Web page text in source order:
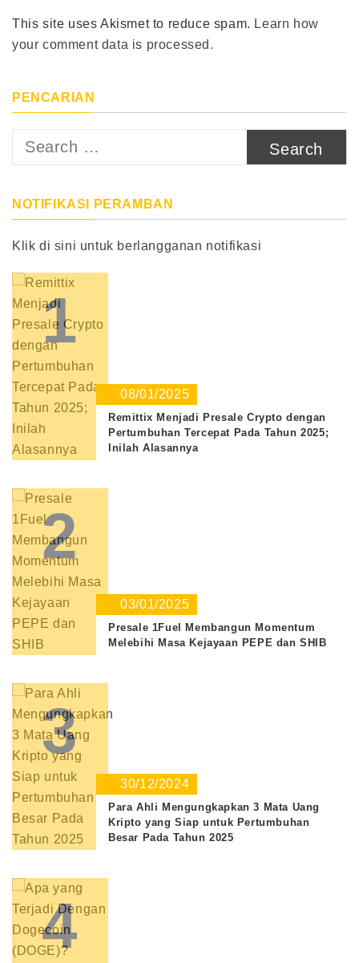
This site uses Akismet to reduce spam. Learn how
your comment data is processed.
PENCARIAN
Search
NOTIFIKASI PERAMBAN
Klik di sini untuk berlangganan notifikasi
1
08/01/2025
Remittix Menjadi Presale Crypto dengan
Pertumbuhan Tercepat Pada Tahun 2025;
Inilah Alasannya
2
03/01/2025
Presale 1Fuel Membangun Momentum
Melebihi Masa Kejayaan PEPE dan SHIB
3
30/12/2024
Para Ahli Mengungkapkan 3 Mata Uang
Kripto yang Siap untuk Pertumbuhan
Besar Pada Tahun 2025
4